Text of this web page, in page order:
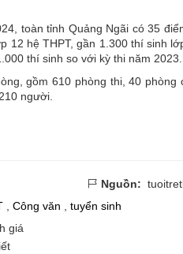
toàn tỉnh Quảng Ngãi có 35
12 hệ THPT, gần 1.300 thí sinh
thí sinh so với kỳ thi năm 2023.
gồm 610 phòng thi, 40
người.
Nguồn:
Công văn
tuyển sinh
giá